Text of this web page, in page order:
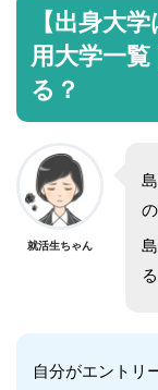
【出身大
用大学一
る？
就活生ちゃん
自分がエントリ